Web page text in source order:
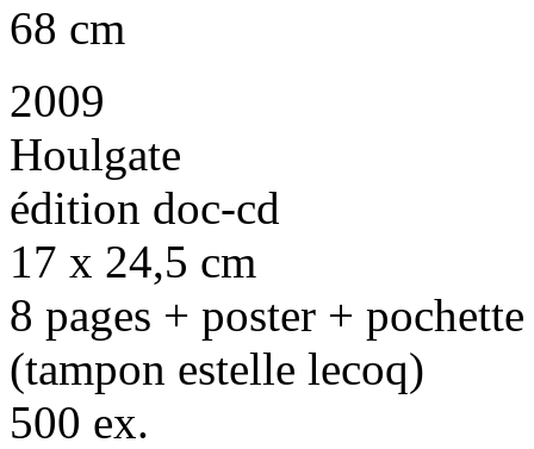
68 cm
2009
Houlgate
édition doc-cd
17 x 24,5 cm
8 pages + poster + pochette
(tampon estelle lecoq)
500 ex.